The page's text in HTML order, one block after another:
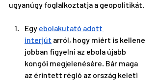
ugyanúgy foglalkoztatja a geopolitikát.
Egy ebolakutató adott
interjút arról, hogy miért is kellene
jobban figyelni az ebola újabb
kongói megjelenésére. Bár maga
az érintett régió az ország keleti